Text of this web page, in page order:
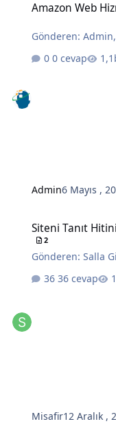
Amazon Web
Gönderen:Admin
0 cevap
Admin6 Mayıs ,
Siteni Tanıt
2
Gönderen:Salla
36 cevap
Misafir12 Aralık ,